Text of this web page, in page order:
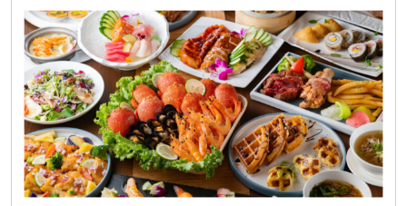
品，是台中西屯朋友聚會，看球賽放鬆的寶藏餐廳。